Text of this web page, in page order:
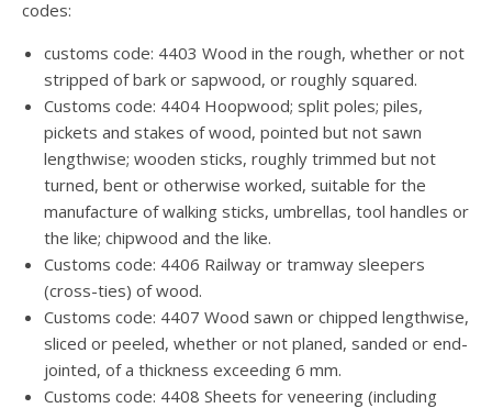
codes:
customs code: 4403 Wood in the rough, whether or not
stripped of bark or sapwood, or roughly squared.
Customs code: 4404 Hoopwood; split poles; piles,
pickets and stakes of wood, pointed but not sawn
lengthwise; wooden sticks, roughly trimmed but not
turned, bent or otherwise worked, suitable for the
manufacture of walking sticks, umbrellas, tool handles or
the like; chipwood and the like.
Customs code: 4406 Railway or tramway sleepers
(cross-ties) of wood.
Customs code: 4407 Wood sawn or chipped lengthwise,
sliced or peeled, whether or not planed, sanded or end-
jointed, of a thickness exceeding 6 mm.
Customs code: 4408 Sheets for veneering (including